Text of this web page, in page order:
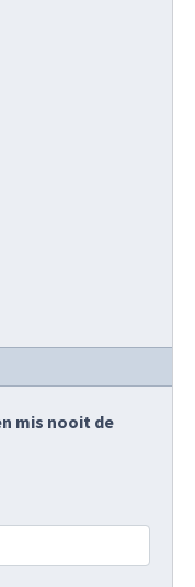
mis nooit de